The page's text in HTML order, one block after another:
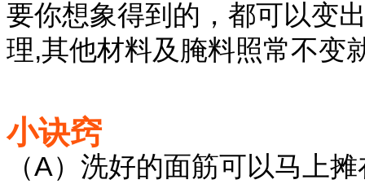
要你想象得到的，都可以变
理,其他材料及腌料照常不变
小诀窍
（A）洗好的面筋可以马上